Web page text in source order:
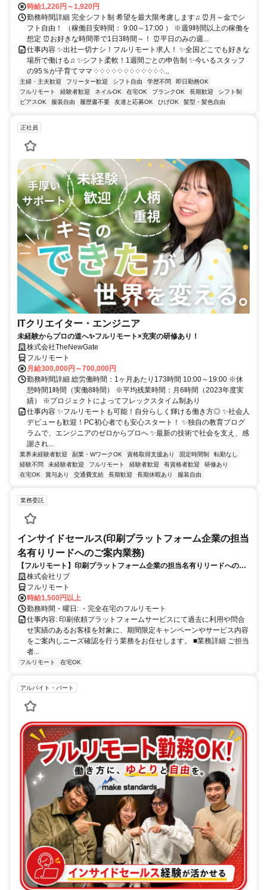
時給1,226円～1,920円
勤務時間詳細 完全シフト制 希望を最大限考慮します♫ ⏰月～金でシ
フト自由！ （稼働目安時間： 9:00～17:00 ） ※週9時間以上の稼働を
想定 ⏰お好きな時間帯で1日3時間～！ ⏰平日のみの週...
仕事内容 ✨出社一切ナシ！フルリモート求人！ ✨全国どこでも好きな
場所で働ける♫ ✨シフト柔軟！1週間ごとの申告制 ✨今いるスタッフ
の95％が子育てママ ༶ ༶ ༶ ༶ ༶ ༶ ༶ ༶ ༶ ༶ ༶ ༶...
主婦・主夫歓迎 フリーター歓迎 シフト自由 学歴不問
即日勤務OK
フルリモート
経験者歓迎 ネイルOK 在宅OK ブランクOK 長期歓迎
シフト制
ピアスOK
服装自由 履歴書不要 友達と応募OK ひげOK 髪型・髪色自由
正社員
ITクリエイター・エンジニア
未経験からプロの道へ✨フルリモート×充実の研修あり！
株式会社TheNewGate
フルリモート
月給300,000円～700,000円
勤務時間詳細 総労働時間：1ヶ月あたり173時間 10:00～19:00 ※休
憩時間1時間（実働8時間） ※平均残業時間：月6時間（2023年度実
績） ※プロジェクトによってフレックスタイム制あり
仕事内容 ✨フルリモートも可能！自分らしく輝ける働き方◎ ✨社会人
デビューも歓迎！PC初心者でも安心スタート！ ✨独自の教育プログ
ラムで、エンジニアのゼロからプロへ ✨最新の技術で社会を支え、感
謝され...
業界未経験者歓迎 副業・WワークOK 資格取得支援あり 固定時間制
転勤なし
経験不問
未経験者歓迎 フルリモート 経験者歓迎 有資格者歓迎
研修あり
在宅OK
賞与あり 交通費支給 長期歓迎 長期休暇あり 服装自由
業務委託
インサイドセールス(印刷プラットフォーム企業の担当
名有りリードへのご案内業務)
【フルリモート】印刷プラットフォーム企業の担当名有りリードへのご
案内業務（インサイドセールス）
株式会社リブ
フルリモート
時給1,500円以上
勤務時間・曜日: ・完全在宅のフルリモート
仕事内容: 印刷依頼プラットフォームサービスにて過去に利用や問合
せ実績のあるお客様を対象に、期間限定キャンペーンやサービス内容
をご案内しニーズ確認を行う業務をお任せします。 ■業務詳細 ご担当
者...
フルリモート 在宅OK
アルバイト・パート